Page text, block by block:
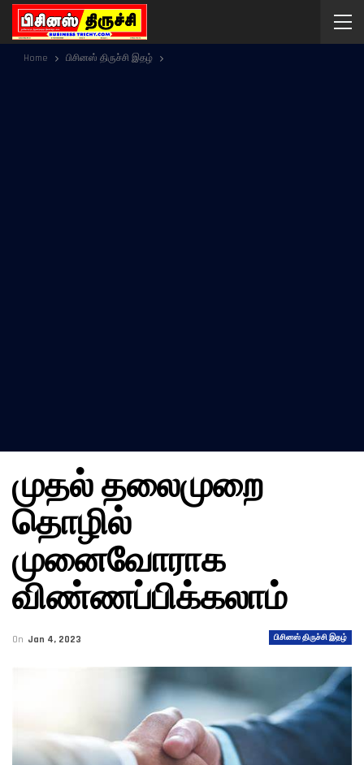
Home பிசினஸ் திருச்சி இதழ்
முதல் தலைமுறை
தொழில்
முனைவோராக
விண்ணப்பிக்கலாம்
பிசினஸ் திருச்சி இதழ்
On Jan 4, 2023